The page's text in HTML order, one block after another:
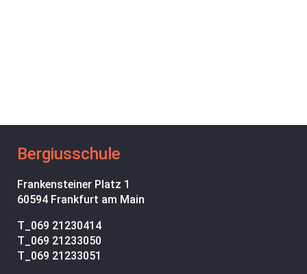
Bergiusschule
Frankensteiner Platz 1
60594 Frankfurt am Main
T_ 069 21230414
T_ 069 21233050
T_ 069 21233051